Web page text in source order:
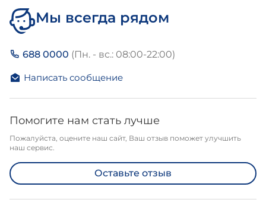
Мы всегда рядом
688 0000 (Пн. - вс.: 08:00-22:00)
Написать сообщение
Помогите нам стать лучше
Пожалуйста, оцените наш сайт, Ваш отзыв поможет улучшить
наш сервис.
Оставьте отзыв